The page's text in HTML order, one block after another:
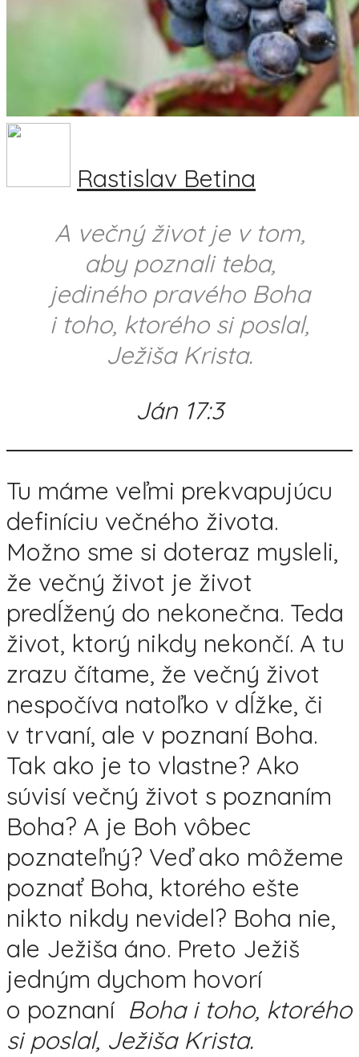
Rastislav Betina
A večný život je v tom,
aby poznali teba,
jediného pravého Boha
i toho, ktorého si poslal,
Ježiša Krista.
Ján 17:3
Tu máme veľmi prekvapujúcu
definíciu večného života.
Možno sme si doteraz mysleli,
že večný život je život
predĺžený do nekonečna. Teda
život, ktorý nikdy nekončí. A tu
zrazu čítame, že večný život
nespočíva natoľko v dĺžke, či
v trvaní, ale v poznaní Boha.
Tak ako je to vlastne? Ako
súvisí večný život s poznaním
Boha? A je Boh vôbec
poznateľný? Veď ako môžeme
poznať Boha, ktorého ešte
nikto nikdy nevidel? Boha nie,
ale Ježiša áno. Preto Ježiš
jedným dychom hovorí
o poznaní Boha i toho, ktorého
si poslal, Ježiša Krista.